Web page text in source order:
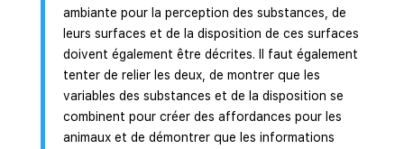
ambiante pour la perception des substances, de
leurs surfaces et de la disposition de ces surfaces
doivent également être décrites. Il faut également
tenter de relier les deux, de montrer que les
variables des substances et de la disposition se
combinent pour créer des affordances pour les
animaux et de démontrer que les informations